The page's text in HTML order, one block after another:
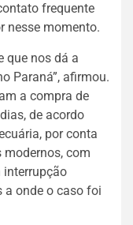
frequente
nesse momento.
que nos dá a
Paraná”, afirmou.
a compra de
de acordo
por conta
com
interrupção
a onde o caso foi